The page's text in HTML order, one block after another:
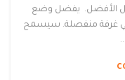
الأفضل. يفضل وضع
غرفة منفصلة. سيسمح